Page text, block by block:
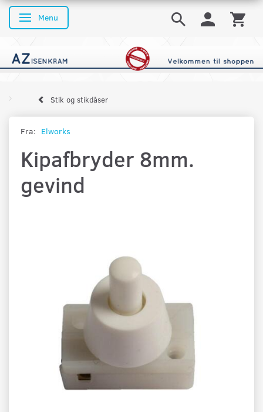
Skifte navigation
Menu
Stik og stikdåser
Fra: Elworks
Kipafbryder 8mm.
gevind